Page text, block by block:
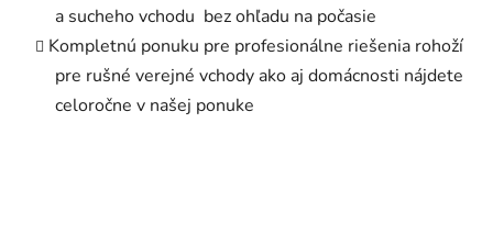
a sucheho vchodu bez ohľadu na počasie
Kompletnú ponuku pre profesionálne riešenia rohoží
pre rušné verejné vchody ako aj domácnosti nájdete
celoročne v našej ponuke